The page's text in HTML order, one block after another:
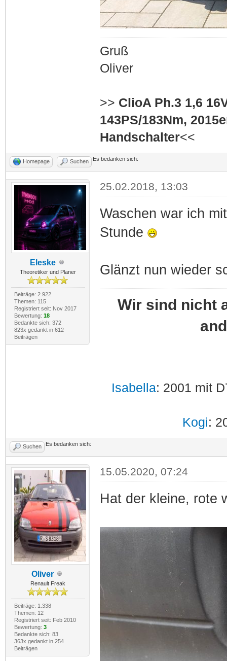
Gruß
Oliver
>> ClioA Ph.3 1,6
143PS/183Nm,
Handschalter<<
Homepage Suchen Es bedanken sich:
Eleske
Theoretiker und Planer
Beiträge: 2.922
Themen: 115
Registriert seit: Nov 2017
Bewertung: 18
Bedankte sich: 372
823x gedankt in 612
Beiträgen
25.02.2018, 13:03
Waschen war ich
Stunde
Glänzt nun wieder
Wir sind nicht
Isabella: 2001 mit
Kogi:
Suchen Es bedanken sich:
Oliver
Renault Freak
Beiträge: 1.338
Themen: 12
Registriert seit: Feb 2010
Bewertung: 3
Bedankte sich: 83
363x gedankt in 254
Beiträgen
15.05.2020, 07:24
Hat der kleine, rote